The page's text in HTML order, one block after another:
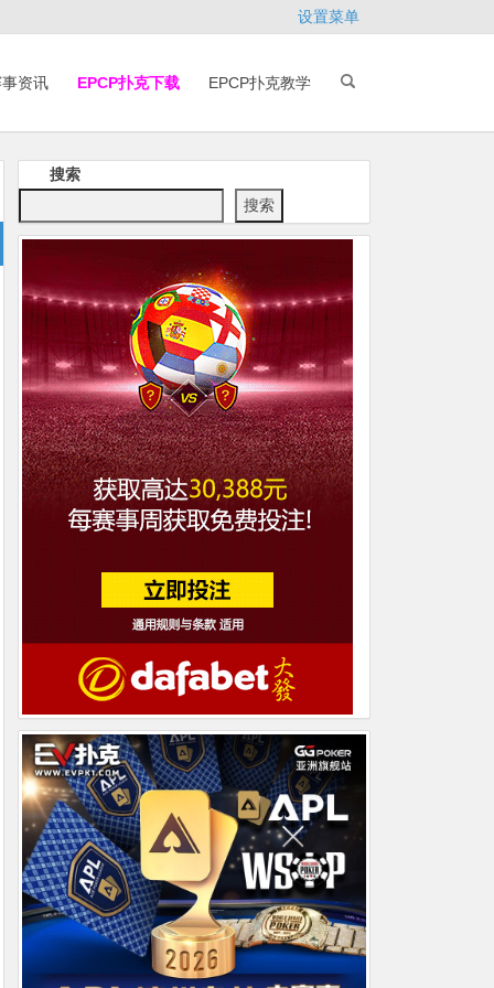
设置菜单
资讯 EPCP扑克下载 EPCP扑克教学
搜索
搜索